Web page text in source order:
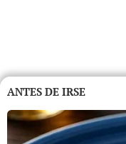
ANTES DE IRSE